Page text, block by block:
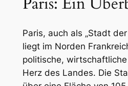
Paris, auch als „Stadt
liegt im Norden
politische,
Herz des Landes. Die